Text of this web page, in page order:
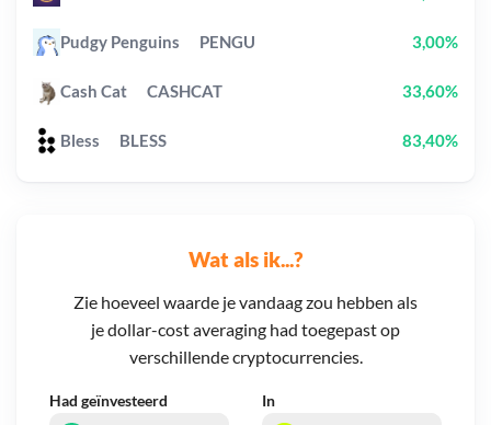
Wat als ik...?
Zie hoeveel waarde je vandaag zou hebben als
je dollar-cost averaging had toegepast op
verschillende cryptocurrencies.
Had geïnvesteerd In
Pudgy Penguins PENGU 3,00%
Cash Cat CASHCAT 33,60%
Bless BLESS 83,40%